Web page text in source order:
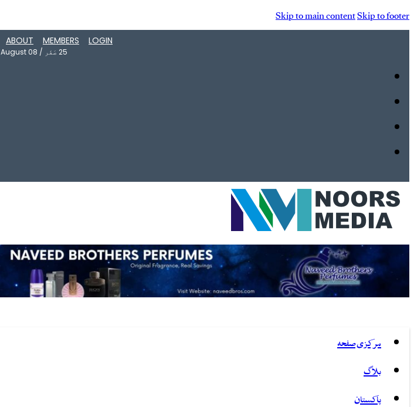
Skip to main contentSkip to footer
LOGIN
MEMBERS
ABOUT
25 صَفَر /
August 08
مرکزی صفحہ
بلاگ
پاکستان